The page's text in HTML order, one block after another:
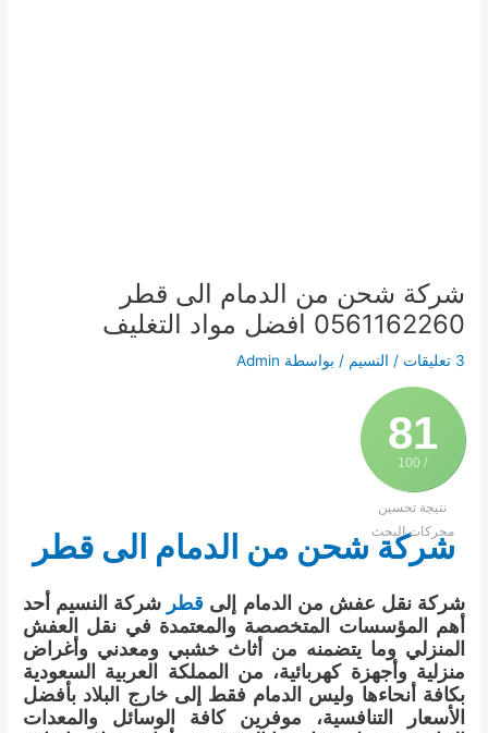
شركة شحن من الدمام الى قطر
0561162260 افضل مواد التغليف
3 تعليقات / النسيم / بواسطة Admin
81
/ 100
نتيجة تحسين
محركات البحث
شركة شحن من الدمام الى قطر
شركة نقل عفش من الدمام إلى قطر شركة النسيم أحد
أهم المؤسسات المتخصصة والمعتمدة في نقل العفش
المنزلي وما يتضمنه من أثاث خشبي ومعدني وأغراض
منزلية وأجهزة كهربائية، من المملكة العربية السعودية
بكافة أنحاءها وليس الدمام فقط إلى خارج البلاد بأفضل
الأسعار التنافسية، موفرين كافة الوسائل والمعدات